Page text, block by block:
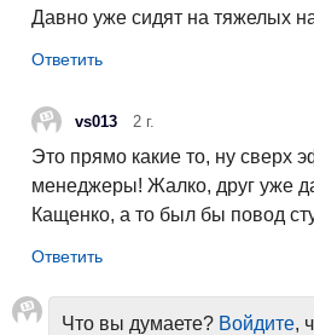
Давно уже сидят на тяжелых
vs013 2 г.
Это прямо какие то, ну сверх
менеджеры! Жалко, друг уже
Кащенко, а то был бы повод
Что вы думаете? Войдите,